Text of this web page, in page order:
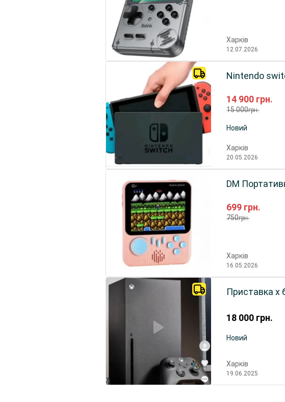
Харків
12.07.2026
14 900 грн.
15 000грн.
Nintendo
Новий
Харків
20.05.2026
699 грн.
750грн.
DM
Харків
16.05.2026
18 000 грн.
Приставка x
Новий
Харків
19.06.2025